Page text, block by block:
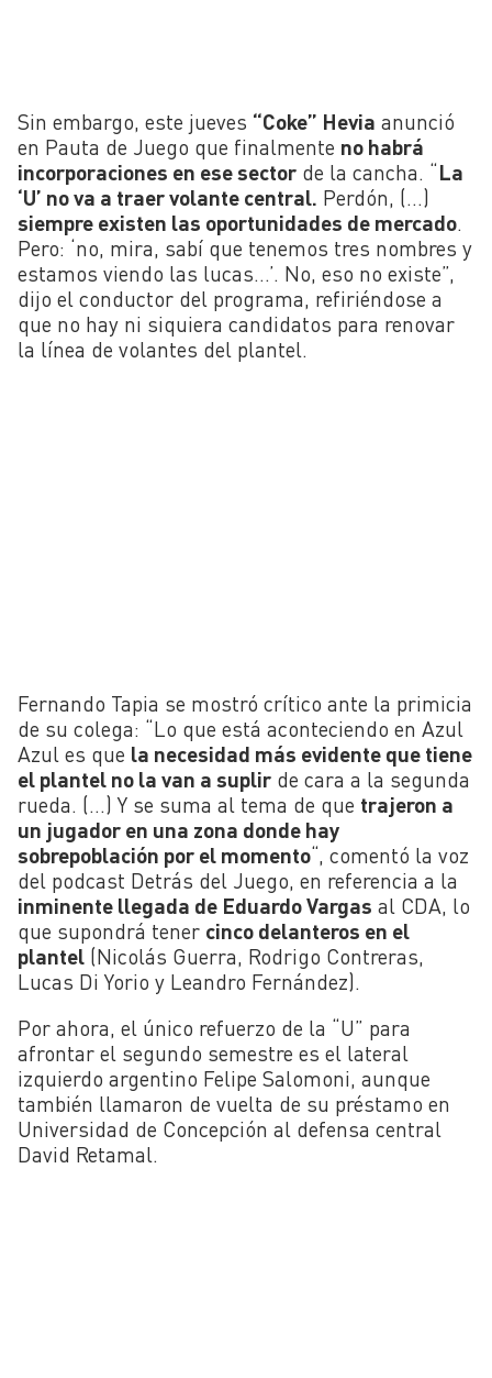
Sin embargo, este jueves “Coke” Hevia anunció
en Pauta de Juego que finalmente no habrá
incorporaciones en ese sector de la cancha. “La
‘U’ no va a traer volante central. Perdón, (…)
siempre existen las oportunidades de mercado.
Pero: ‘no, mira, sabí que tenemos tres nombres y
estamos viendo las lucas…’. No, eso no existe”,
dijo el conductor del programa, refiriéndose a
que no hay ni siquiera candidatos para renovar
la línea de volantes del plantel.
Fernando Tapia se mostró crítico ante la primicia
de su colega: “Lo que está aconteciendo en Azul
Azul es que la necesidad más evidente que tiene
el plantel no la van a suplir de cara a la segunda
rueda. (…) Y se suma al tema de que trajeron a
un jugador en una zona donde hay
sobrepoblación por el momento“, comentó la voz
del podcast Detrás del Juego, en referencia a la
inminente llegada de Eduardo Vargas al CDA, lo
que supondrá tener cinco delanteros en el
plantel (Nicolás Guerra, Rodrigo Contreras,
Lucas Di Yorio y Leandro Fernández).
Por ahora, el único refuerzo de la “U” para
afrontar el segundo semestre es el lateral
izquierdo argentino Felipe Salomoni, aunque
también llamaron de vuelta de su préstamo en
Universidad de Concepción al defensa central
David Retamal.